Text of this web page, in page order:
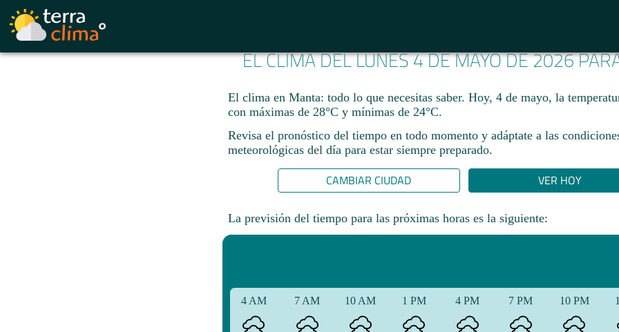
EL CLIMA DEL LUNES 4 DE MAYO DE 2026
El clima en Manta: todo lo que necesitas saber. Hoy, 4 de mayo, la
con máximas de 28°C y mínimas de 24°C.
Revisa el pronóstico del tiempo en todo momento y adáptate a las
meteorológicas del día para estar siempre preparado.​
CAMBIAR CIUDAD VER HOY
La previsión del tiempo para las próximas horas es la siguiente:
4 AM 7 AM 10 AM 1 PM 4 PM 7 PM 10 PM